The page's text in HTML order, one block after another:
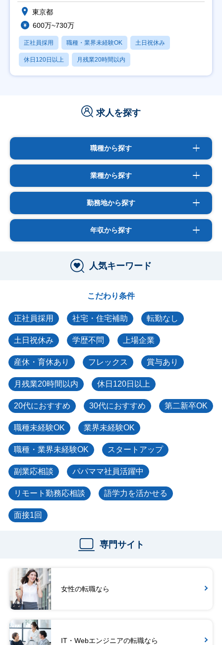
東京都
600万~730万
正社員採用 職種・業界未経験OK 土日祝休み
休日120日以上 月残業20時間以内
求人を探す
職種から探す
業種から探す
勤務地から探す
年収から探す
人気キーワード
こだわり条件
正社員採用 社宅・住宅補助 転勤なし
土日祝休み 学歴不問 上場企業
産休・育休あり フレックス 賞与あり
月残業20時間以内 休日120日以上
20代におすすめ 30代におすすめ 第二新卒OK
職種未経験OK 業界未経験OK
職種・業界未経験OK スタートアップ
副業応相談 パパママ社員活躍中
リモート勤務応相談 語学力を活かせる
面接1回
専門サイト
女性の転職なら
IT・Webエンジニアの転職なら